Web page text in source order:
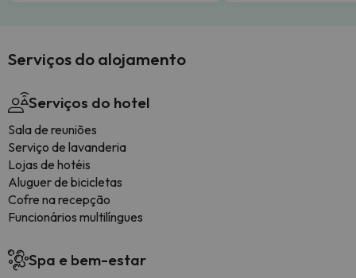
Serviços do alojamento
Serviços do hotel
Sala de reuniões
Serviço de lavanderia
Lojas de hotéis
Aluguer de bicicletas
Cofre na recepção
Funcionários multilíngues
Spa e bem-estar